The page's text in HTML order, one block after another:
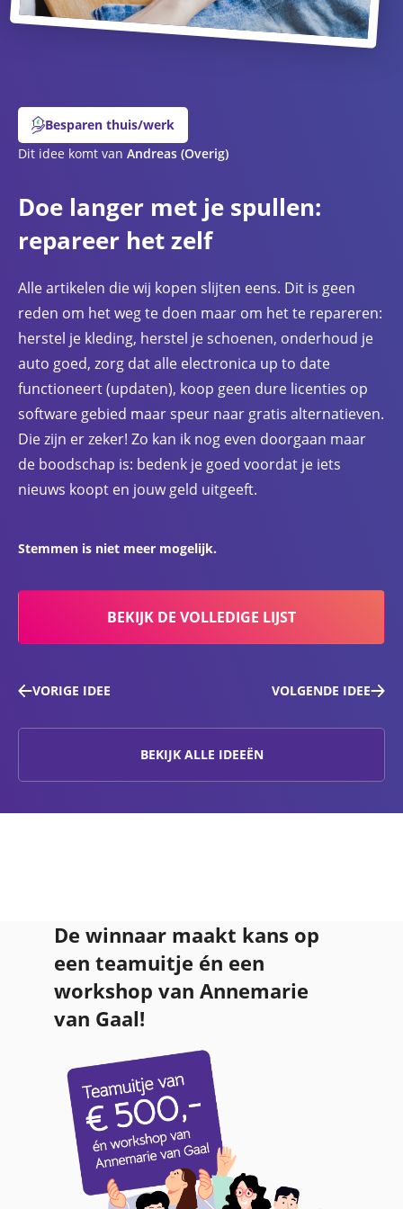
Besparen thuis/werk
Dit idee komt van Andreas (Overig)
Doe langer met je spullen:
repareer het zelf
Alle artikelen die wij kopen slijten eens. Dit is geen
reden om het weg te doen maar om het te repareren:
herstel je kleding, herstel je schoenen, onderhoud je
auto goed, zorg dat alle electronica up to date
functioneert (updaten), koop geen dure licenties op
software gebied maar speur naar gratis alternatieven.
Die zijn er zeker! Zo kan ik nog even doorgaan maar
de boodschap is: bedenk je goed voordat je iets
nieuws koopt en jouw geld uitgeeft.
Stemmen is niet meer mogelijk.
BEKIJK DE VOLLEDIGE LIJST
VORIGE IDEE VOLGENDE IDEE
BEKIJK ALLE IDEEËN
De winnaar maakt kans op
een teamuitje én een
workshop van Annemarie
van Gaal!